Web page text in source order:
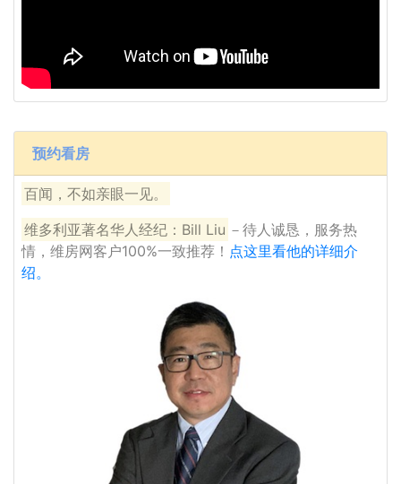
预约看房
百闻，不如亲眼一见。
维多利亚著名华人经纪：Bill Liu －待人诚恳，服务热
情，维房网客户100%一致推荐！ 点这里看他的详细介
绍。